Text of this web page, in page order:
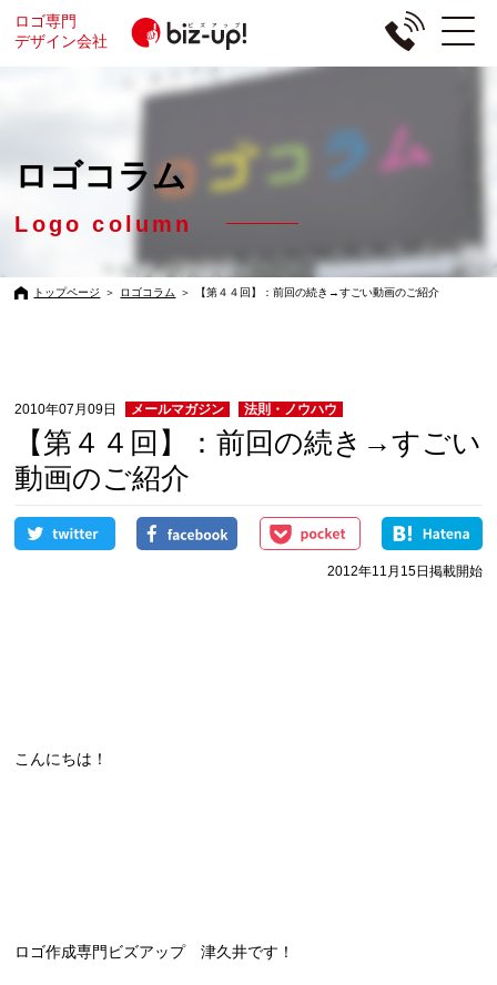
ロゴ専門
デザイン会社
ロゴコラム
Logo column
トップページ ＞ ロゴコラム ＞ 【第４４回】：前回の続き→すごい動画のご紹介
2010年07月09日 メールマガジン 法則・ノウハウ
【第４４回】：前回の続き→すごい
動画のご紹介
2012年11月15日掲載開始
こんにちは！
ロゴ作成専門ビズアップ 津久井です！